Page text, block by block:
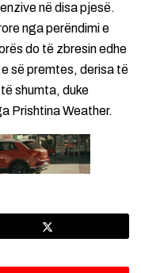
në disa pjesë.
nga perëndimi e
do të zbresin edhe
së premtes, derisa të
shumta, duke
Prishtina Weather.